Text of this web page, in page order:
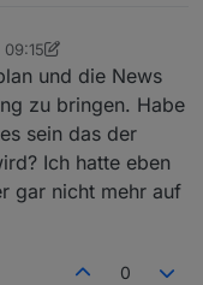
und die News
zu bringen. Habe
sein das der
Ich hatte eben
gar nicht mehr auf
0